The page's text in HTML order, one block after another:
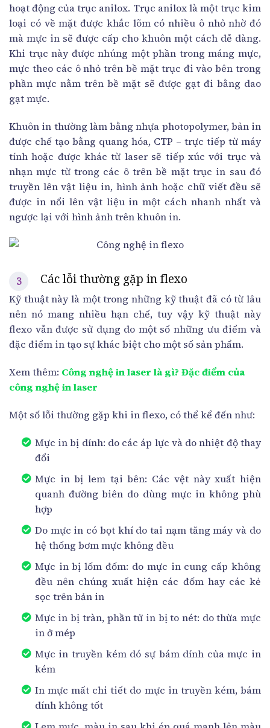
hoạt động của trục anilox. Trục anilox là một trục kim
loại có về mặt được khắc lõm có nhiều ô nhỏ nhờ đó
mà mực in sẽ được cấp cho khuôn một cách dễ dàng.
Khi trục này được nhúng một phần trong máng mực,
mực theo các ô nhỏ trên bề mặt trục đi vào bên trong
phần mực nằm trên bề mặt sẽ được gạt đi bằng dao
gạt mực.
Khuôn in thường làm bằng nhựa photopolymer, bản in
được chế tạo bằng quang hóa, CTP – trực tiếp từ máy
tính hoặc được khác từ laser sẽ tiếp xúc với trục và
nhạn mực từ trong các ô trên bề mặt trục in sau đó
truyền lên vật liệu in, hình ảnh hoặc chữ viết đều sẽ
được in nổi lên vật liệu in một cách nhanh nhất và
ngược lại với hình ảnh trên khuôn in.
Các lỗi thường gặp in flexo
Kỹ thuật này là một trong những kỹ thuật đã có từ lâu
nên nó mang nhiều hạn chế, tuy vậy kỹ thuật này
flexo vẫn được sử dụng do một số những ưu điểm và
đặc điểm in tạo sự khác biệt cho một số sản phẩm.
Xem thêm: Công nghệ in laser là gì? Đặc điểm của
công nghệ in laser
Một số lỗi thường gặp khi in flexo, có thể kể đến như:
Mực in bị dính: do các áp lực và do nhiệt độ thay
đổi
Mực in bị lem tại bên: Các vệt này xuất hiện
quanh đường biên do dùng mực in không phù
hợp
Do mực in có bọt khí do tai nạm tăng máy và do
hệ thống bơm mực không đều
Mực in bị lốm đốm: do mực in cung cấp không
đều nên chúng xuất hiện các đốm hay các kẻ
sọc trên bản in
Mực in bị tràn, phần tử in bị to nét: do thừa mực
in ở mép
Mực in truyền kém dó sự bám dính của mực in
kém
In mực mất chi tiết do mực in truyền kém, bám
dính không tốt